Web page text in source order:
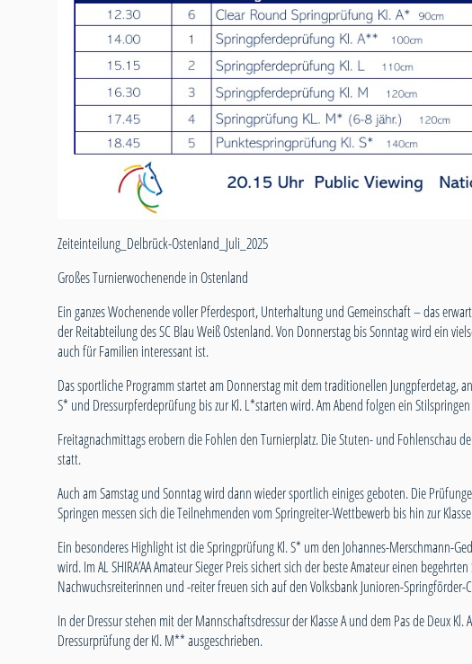
Zeiteinteilung_Delbrück-Ostenland_Juli_2025
Großes Turnierwochenende in Ostenland
Ein ganzes Wochenende voller Pferdesport, Unterhaltung und Gemeinschaft – das
der Reitabteilung des SC Blau Weiß Ostenland. Von Donnerstag bis Sonntag wird ein
auch für Familien interessant ist.
Das sportliche Programm startet am Donnerstag mit dem traditionellen Jungpferdetag,
S* und Dressurpferdeprüfung bis zur Kl. L*starten wird. Am Abend folgen ein
Freitagnachmittags erobern die Fohlen den Turnierplatz. Die Stuten- und Fohlenschau
statt.
Auch am Samstag und Sonntag wird dann wieder sportlich einiges geboten. Die
Springen messen sich die Teilnehmenden vom Springreiter-Wettbewerb bis hin zur
Ein besonderes Highlight ist die Springprüfung Kl. S* um den Johannes-Merschmann-
wird. Im AL SHIRA’AA Amateur Sieger Preis sichert sich der beste Amateur einen
Nachwuchsreiterinnen und -reiter freuen sich auf den Volksbank Junioren-Springförder-
In der Dressur stehen mit der Mannschaftsdressur der Klasse A und dem Pas de Deux
Dressurprüfung der Kl. M** ausgeschrieben.